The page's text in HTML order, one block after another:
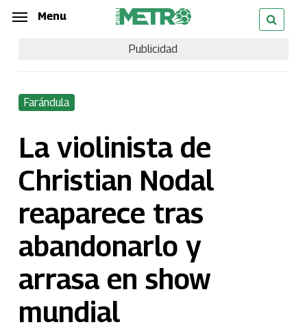
Skip
content
Menu
Publicidad
Farándula
La violinista de
Christian Nodal
reaparece tras
abandonarlo y
arrasa en show
mundial
Menu